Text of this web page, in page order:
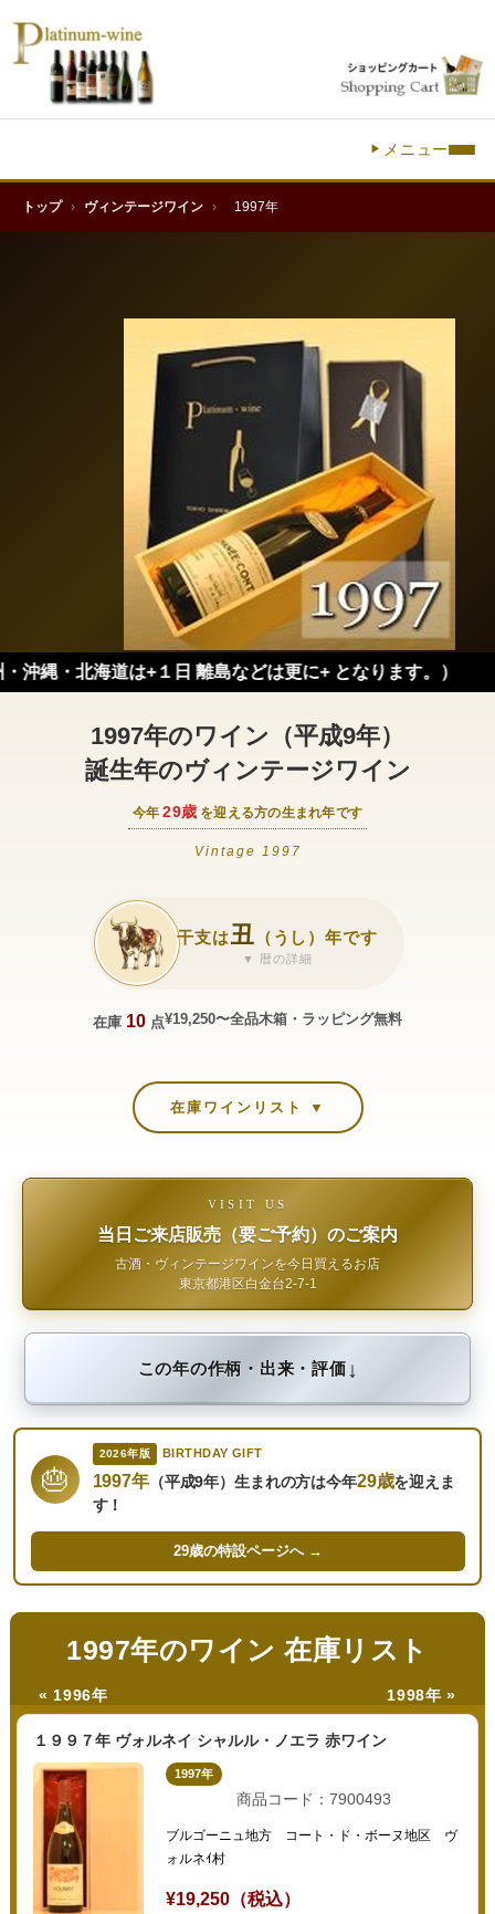
メニュー
トップ › ヴィンテージワイン › 1997年
は+１日 離島などは更に+ となります。）
1997年のワイン（平成9年）
誕生年のヴィンテージワイン
今年 29歳 を迎える方の生まれ年です
Vintage 1997
干支は丑 （うし）年です
▼ 暦の詳細
在庫 10 点¥19,250〜全品木箱・ラッピング無料
在庫ワインリスト ▼
VISIT US
当日ご来店販売（要ご予約）のご案内
古酒・ヴィンテージワインを今日買えるお店
東京都港区白金台2-7-1
この年の作柄・出来・評価↓
🎂
2026年版 BIRTHDAY GIFT
1997年（平成9年）生まれの方は今年29歳を迎えま
す！
29歳の特設ページへ →
1997年のワイン 在庫リスト
« 1996年 1998年 »
１９９７年 ヴォルネイ シャルル・ノエラ 赤ワイン
1997年
商品コード：7900493
ブルゴーニュ地方 コート・ド・ボーヌ地区 ヴ
ォルネｲ村
¥19,250（税込）